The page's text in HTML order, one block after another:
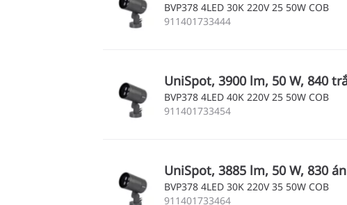
BVP378 4LED 30K 220V 25 50W COB
911401733444
UniSpot, 3900 lm, 50 W, 840
BVP378 4LED 40K 220V 25 50W COB
911401733454
UniSpot, 3885 lm, 50 W, 830
BVP378 4LED 30K 220V 35 50W COB
911401733464